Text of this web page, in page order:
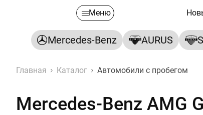
Меню
Mercedes-Benz AURUS
Главная Каталог Автомобили с пробегом
Mercedes-Benz AMG